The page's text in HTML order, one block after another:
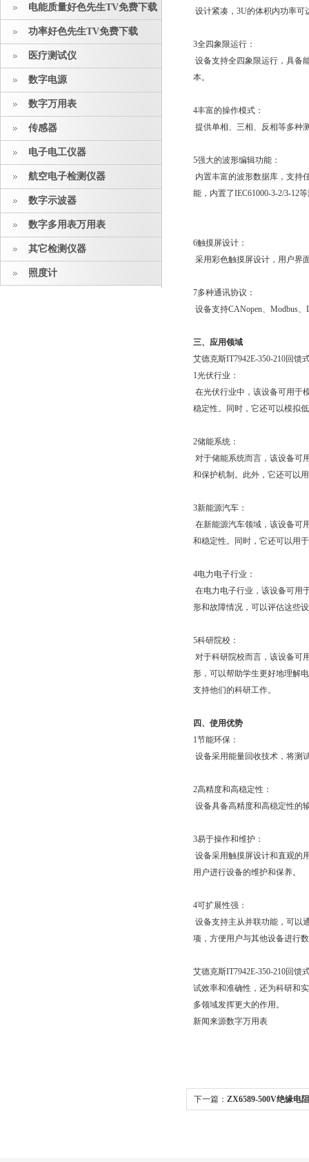
电能质量好色先生TV免费下载
功率好色先生TV免费下载
医疗测试仪
数字电源
数字万用表
传感器
电子电工仪器
航空电子检测仪器
数字示波器
数字多用表万用表
其它检测仪器
照度计
设计紧凑，3U的体积内功率可
3全四象限运行：
设备支持全四象限运行，具备
本。
4丰富的操作模式：
提供单相、三相、反相等多种
5强大的波形编辑功能：
内置丰富的波形数据库，支持
能，内置了IEC61000-3-2/3-12
6触摸屏设计：
采用彩色触摸屏设计，用户界
7多种通讯协议：
设备支持CANopen、Modbus
三、应用领域
艾德克斯IT7942E-350-210回
1光伏行业：
在光伏行业中，该设备可用于
稳定性。同时，它还可以模拟
2储能系统：
对于储能系统而言，该设备可
和保护机制。此外，它还可以
3新能源汽车：
在新能源汽车领域，该设备可
和稳定性。同时，它还可以用
4电力电子行业：
在电力电子行业，该设备可用
形和故障情况，可以评估这些
5科研院校：
对于科研院校而言，该设备可
形，可以帮助学生更好地理解
支持他们的科研工作。
四、使用优势
1节能环保：
设备采用能量回收技术，将测
2高精度和高稳定性：
设备具备高精度和高稳定性的
3易于操作和维护：
设备采用触摸屏设计和直观的
用户进行设备的维护和保养。
4可扩展性强：
设备支持主从并联功能，可以
项，方便用户与其他设备进行
艾德克斯IT7942E-350-210回
试效率和准确性，还为科研和
多领域发挥更大的作用。
新闻来源数字万用表
下一篇： ZX6589-500V绝缘电